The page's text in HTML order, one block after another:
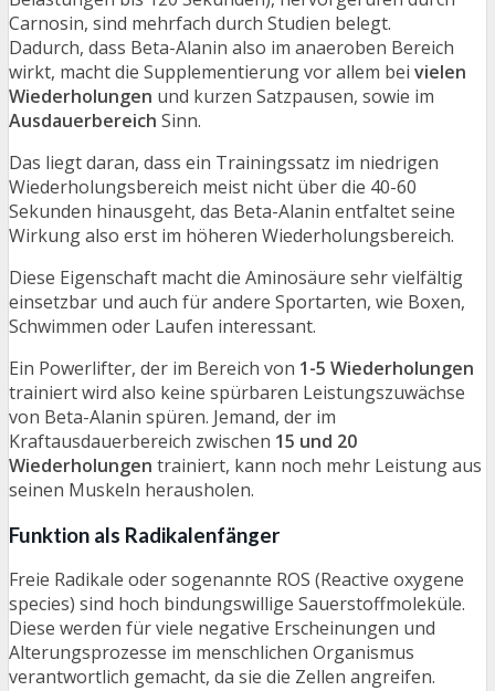
Carnosin, sind mehrfach durch Studien belegt.
Dadurch, dass Beta-Alanin also im anaeroben Bereich
wirkt, macht die Supplementierung vor allem bei vielen
Wiederholungen und kurzen Satzpausen, sowie im
Ausdauerbereich Sinn.
Das liegt daran, dass ein Trainingssatz im niedrigen
Wiederholungsbereich meist nicht über die 40-60
Sekunden hinausgeht, das Beta-Alanin entfaltet seine
Wirkung also erst im höheren Wiederholungsbereich.
Diese Eigenschaft macht die Aminosäure sehr vielfältig
einsetzbar und auch für andere Sportarten, wie Boxen,
Schwimmen oder Laufen interessant.
Ein Powerlifter, der im Bereich von 1-5 Wiederholungen
trainiert wird also keine spürbaren Leistungszuwächse
von Beta-Alanin spüren. Jemand, der im
Kraftausdauerbereich zwischen 15 und 20
Wiederholungen trainiert, kann noch mehr Leistung aus
seinen Muskeln herausholen.
Funktion als Radikalenfänger
Freie Radikale oder sogenannte ROS (Reactive oxygene
species) sind hoch bindungswillige Sauerstoffmoleküle.
Diese werden für viele negative Erscheinungen und
Alterungsprozesse im menschlichen Organismus
verantwortlich gemacht, da sie die Zellen angreifen.